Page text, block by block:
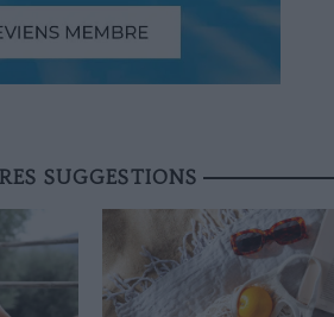
SUGGESTIONS